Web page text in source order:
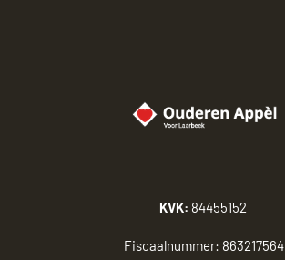
KVK: 84455152
Fiscaalnummer: 863217564